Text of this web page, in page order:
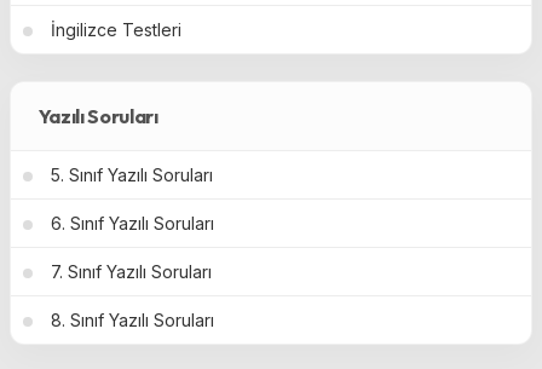
İngilizce Testleri
Yazılı Soruları
5. Sınıf Yazılı Soruları
6. Sınıf Yazılı Soruları
7. Sınıf Yazılı Soruları
8. Sınıf Yazılı Soruları